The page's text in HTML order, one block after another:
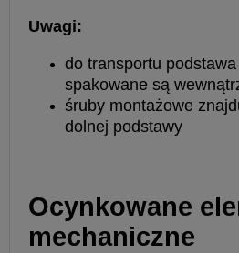
Uwagi:
do transportu
spakowane są
śruby montażowe
dolnej podstawy
Ocynkowane
mechaniczne